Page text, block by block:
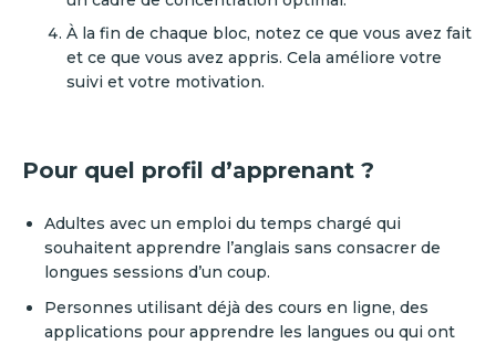
À la fin de chaque bloc, notez ce que vous avez fait
et ce que vous avez appris. Cela améliore votre
suivi et votre motivation.
Pour quel profil d’apprenant ?
Adultes avec un emploi du temps chargé qui
souhaitent apprendre l’anglais sans consacrer de
longues sessions d’un coup.
Personnes utilisant déjà des cours en ligne, des
applications pour apprendre les langues ou qui ont